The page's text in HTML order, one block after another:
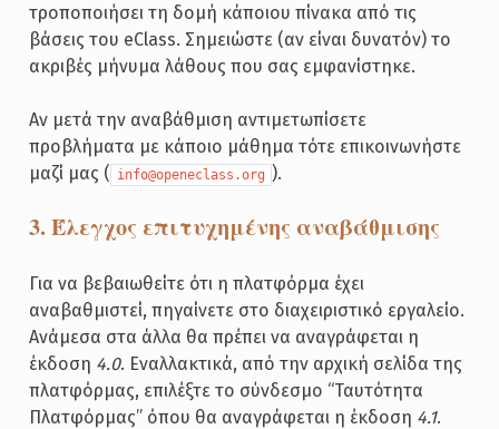
τροποποιήσει τη δομή κάποιου πίνακα από τις
βάσεις του eClass. Σημειώστε (αν είναι δυνατόν) το
ακριβές μήνυμα λάθους που σας εμφανίστηκε.
Αν μετά την αναβάθμιση αντιμετωπίσετε
προβλήματα με κάποιο μάθημα τότε επικοινωνήστε
μαζί μας ( info@openeclass.org ).
3. Έλεγχος επιτυχημένης αναβάθμισης
Για να βεβαιωθείτε ότι η πλατφόρμα έχει
αναβαθμιστεί, πηγαίνετε στο διαχειριστικό εργαλείο.
Ανάμεσα στα άλλα θα πρέπει να αναγράφεται η
έκδοση 4.0. Εναλλακτικά, από την αρχική σελίδα της
πλατφόρμας, επιλέξτε το σύνδεσμο “Ταυτότητα
Πλατφόρμας” όπου θα αναγράφεται η έκδοση 4.1.